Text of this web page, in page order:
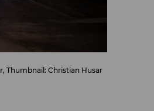
Thumbnail: Christian Husar